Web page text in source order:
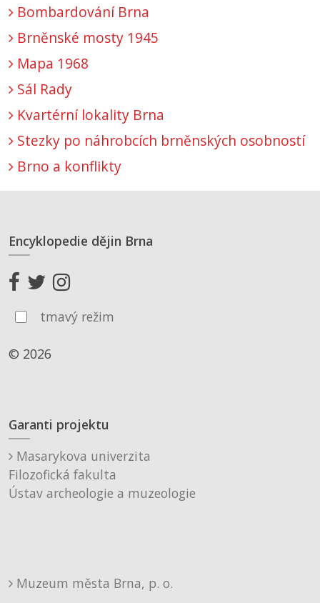
Bombardování Brna
Brněnské mosty 1945
Mapa 1968
Sál Rady
Kvartérní lokality Brna
Stezky po náhrobcích brněnských osobností
Brno a konflikty
Encyklopedie dějin Brna
tmavý režim
© 2026
Garanti projektu
Masarykova univerzita
Filozofická fakulta
Ústav archeologie a muzeologie
Muzeum města Brna, p. o.